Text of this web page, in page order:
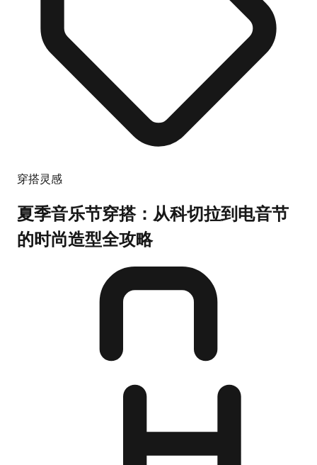
穿搭灵感
夏季音乐节穿搭：从科切拉到电音节
的时尚造型全攻略